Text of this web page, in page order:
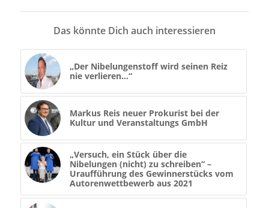
Das könnte Dich auch interessieren
„Der Nibelungenstoff wird seinen Reiz
nie verlieren…“
Markus Reis neuer Prokurist bei der
Kultur und Veranstaltungs GmbH
„Versuch, ein Stück über die
Nibelungen (nicht) zu schreiben“ –
Uraufführung des Gewinnerstücks vom
Autorenwettbewerb aus 2021